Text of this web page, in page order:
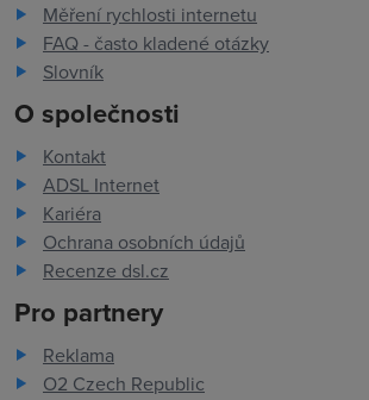
Měření rychlosti internetu
FAQ - často kladené otázky
Slovník
O společnosti
Kontakt
ADSL Internet
Kariéra
Ochrana osobních údajů
Recenze dsl.cz
Pro partnery
Reklama
O2 Czech Republic